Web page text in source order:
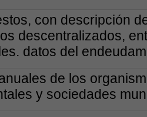
con descripción
descentralizados,
datos del
de los
y sociedades